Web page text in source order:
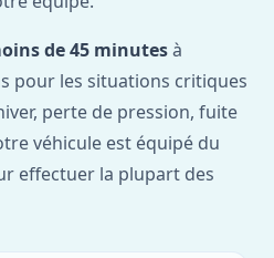
de 45 minutesà
pour les situations critiques
perte de pression, fuite
véhicule est équipé du
effectuer la plupart des